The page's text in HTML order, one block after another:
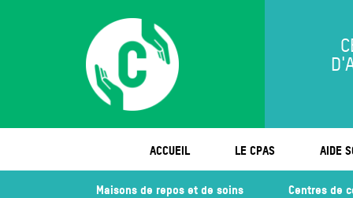
ACCUEIL LE CPAS AIDE
Maisons de repos et de soins Centres de